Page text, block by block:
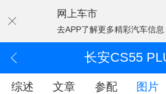
网上车市
去APP了解更多精彩汽车信息
长安CS55
综述 文章 参配 图片